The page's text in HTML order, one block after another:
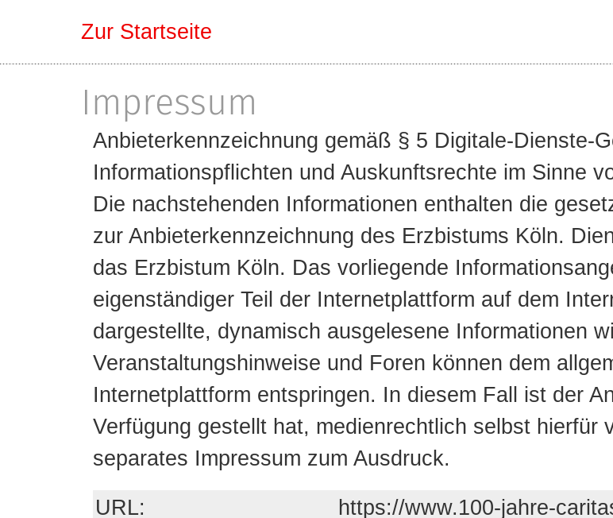
Zur Startseite
Impressum
Anbieterkennzeichnung gemäß § 5 Digitale-Dienste-
Informationspflichten und Auskunftsrechte im Sinne
Die nachstehenden Informationen enthalten die
zur Anbieterkennzeichnung des Erzbistums Köln.
das Erzbistum Köln. Das vorliegende
eigenständiger Teil der Internetplattform auf dem
dargestellte, dynamisch ausgelesene Informationen
Veranstaltungshinweise und Foren können dem
Internetplattform entspringen. In diesem Fall ist der
Verfügung gestellt hat, medienrechtlich selbst hierfür
separates Impressum zum Ausdruck.
URL:
https://www.100-jahre-